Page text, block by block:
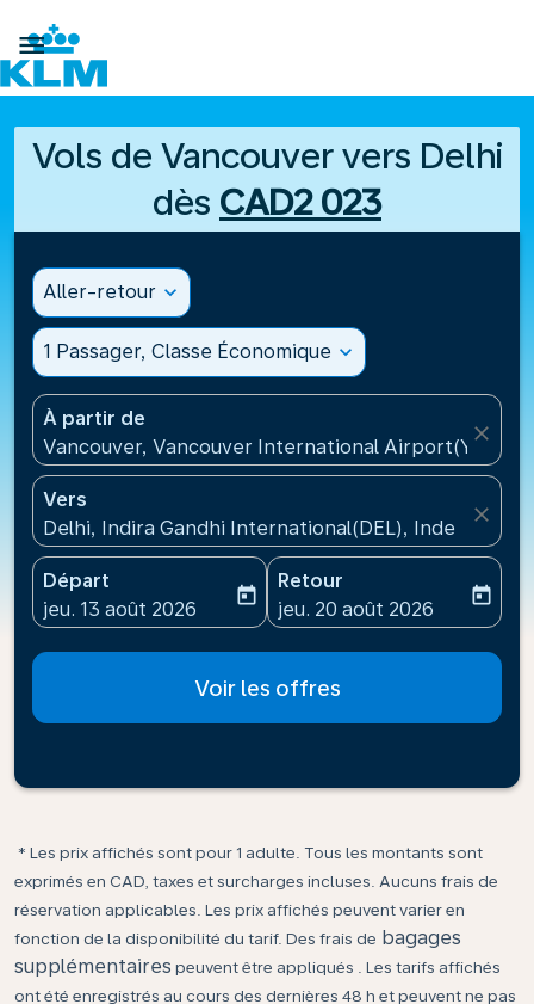

Vols de Vancouver vers Delhi
dès CAD2 023
Aller-retour expand_more
1 Passager, Classe Économique expand_more
À partir de
Vancouver, Vancouver International Airport(YVR),
close
Vers
Delhi, Indira Gandhi International(DEL), Inde
close
Départ
fc-booking-departure-date-aria-label
jeu. 13 août 2026
today
Retour
fc-booking-return-date-
jeu. 20 août 2026
today
Voir les offres
* Les prix affichés sont pour 1 adulte. Tous les montants sont
exprimés en CAD, taxes et surcharges incluses. Aucuns frais de
réservation applicables. Les prix affichés peuvent varier en
fonction de la disponibilité du tarif. Des frais de bagages
supplémentaires peuvent être appliqués . Les tarifs affichés
ont été enregistrés au cours des dernières 48 h et peuvent ne pas